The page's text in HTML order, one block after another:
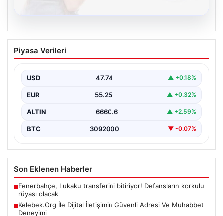
Kelebek.Org İle Dijital İletişimin Güvenli
Adresi Ve Muhabbet Deneyimi
oluşturması ciddi bir hassasiyet barındırmaktadır.
Günümüzde birçok…
Piyasa Verileri
USD 47.74 ▲ +0.18%
EUR 55.25 ▲ +0.32%
ALTIN 6660.6 ▲ +2.59%
BTC 3092000 ▼ -0.07%
Son Eklenen Haberler
■Fenerbahçe, Lukaku transferini bitiriyor! Defansların korkulu
rüyası olacak
■Kelebek.Org İle Dijital İletişimin Güvenli Adresi Ve Muhabbet
Deneyimi